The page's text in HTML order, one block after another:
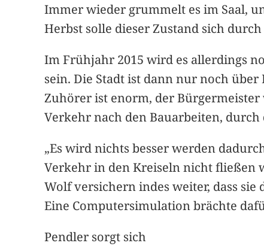
Immer wieder grummelt es im Saal,
Herbst solle dieser Zustand sich
Im Frühjahr 2015 wird es allerdings
sein. Die Stadt ist dann nur noch
Zuhörer ist enorm, der
Verkehr nach den Bauarbeiten,
„Es wird nichts besser werden
Verkehr in den Kreiseln nicht fließen
Wolf versichern indes weiter, dass
Eine Computersimulation brächte
Pendler sorgt sich